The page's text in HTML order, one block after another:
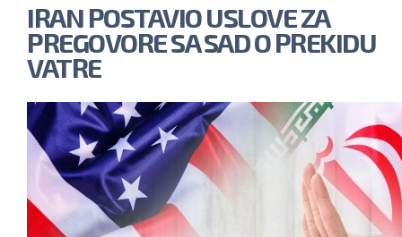
IRAN POSTAVIO USLOVE ZA
PREGOVORE SA SAD O PREKIDU
VATRE